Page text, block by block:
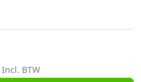
Incl. BTW